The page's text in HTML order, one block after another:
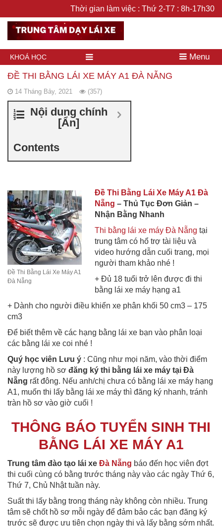
Thời gian làm việc : Thứ 2-T7 : 8h-17h30
KHOÁ HỌC Menu
ĐỀ THI BẰNG LÁI XE MÁY A1 ĐÀ NẴNG
14 Tháng Bảy, 2021 (357)
Nội dung chính
[Ẩn]
Contents
Đề Thi Bằng Lái Xe Máy A1
Đà Nẵng
Đề Thi Bằng Lái Xe Máy A1 Đà
Nẵng – Thủ Tục Đơn Giản –
Nhận Bằng Nhanh
Thi bằng lái xe máy Đà Nẵng tại
trung tâm có hổ trợ tài liệu và
video hướng dẫn cuối trang, mọi
người tham khảo nhé !
+ Đủ 18 tuổi trở lên được đi thi
bằng lái xe máy hạng a1
+ Dành cho người điều khiển xe phân khối 50 cm3 – 175
cm3
Để biết thêm về các hạng bằng lái xe bạn vào phân loại
các bằng lái xe coi nhé !
Quý học viên Lưu ý : Cũng như mọi năm, vào thời điểm
này lượng hồ sơ đăng ký thi bằng lái xe máy tại Đà
Nẵng rất đông. Nếu anh/chị chưa có bằng lái xe máy hạng
A1, muốn thi lấy bằng lái xe máy thì đăng ký nhanh, tránh
tràn hồ sơ vào giờ cuối !
THÔNG BÁO TUYỂN SINH THI
BẰNG LÁI XE MÁY A1
Trung tâm đào tạo lái xe Đà Nẵng báo đến học viên đợt
thi cuối cùng có bằng trước tháng này vào các ngày Thứ 6,
Thứ 7, Chủ Nhật tuần này.
Suất thi lấy bằng trong tháng này không còn nhiều. Trung
tâm sẽ chốt hồ sơ mỗi ngày để đảm bảo các bạn đăng ký
trước sẽ được ưu tiên chọn ngày thi và lấy bằng sớm nhất.